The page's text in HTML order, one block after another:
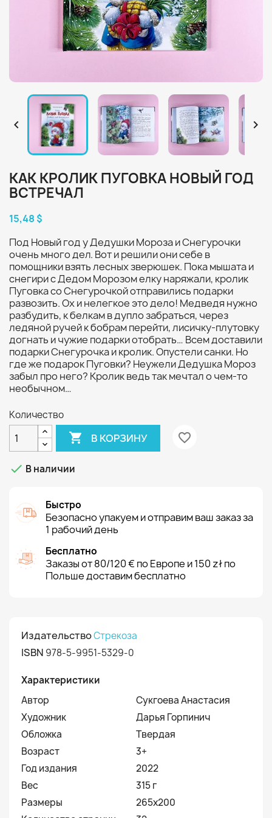
 
КАК КРОЛИК ПУГОВКА НОВЫЙ ГОД
ВСТРЕЧАЛ
15,48 $
Под Новый год у Дедушки Мороза и Снегурочки
очень много дел. Вот и решили они себе в
помощники взять лесных зверюшек. Пока мышата и
снегири с Дедом Морозом елку наряжали, кролик
Пуговка со Снегурочкой отправились подарки
развозить. Ох и нелегкое это дело! Медведя нужно
разбудить, к белкам в дупло забраться, через
ледяной ручей к бобрам перейти, лисичку-плутовку
догнать и чужие подарки отобрать… Всем доставили
подарки Снегурочка и кролик. Опустели санки. Но
где же подарок Пуговки? Неужели Дедушка Мороз
забыл про него? Кролик ведь так мечтал о чем-то
необычном…
Количество
 В КОРЗИНУ favorite_border
 В наличии
Быстро
Безопасно упакуем и отправим ваш заказ за
1 рабочий день
Бесплатно
Заказы от 80/120 € по Европе и 150 zł по
Польше доставим бесплатно
ИздательствоСтрекоза
ISBN 978-5-9951-5329-0
Характеристики
Автор
Сукгоева Анастасия
Художник
Дарья Горпинич
Обложка
Твердая
Возраст
3+
Год издания
2022
Вес
315 г
Размеры
265x200